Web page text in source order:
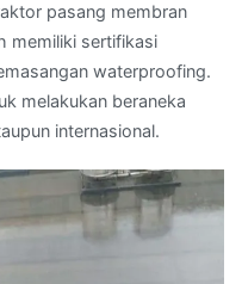
pasang membran
memiliki sertifikasi
waterproofing.
melakukan beraneka
internasional.